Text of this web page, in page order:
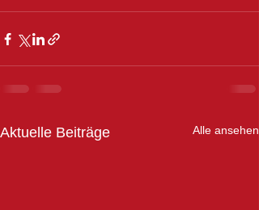
Aktuelle Beiträge Alle ansehen